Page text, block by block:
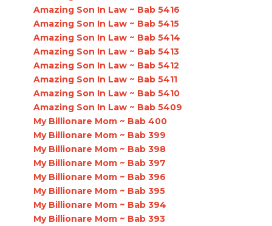
Amazing Son In Law ~ Bab 5416
Amazing Son In Law ~ Bab 5415
Amazing Son In Law ~ Bab 5414
Amazing Son In Law ~ Bab 5413
Amazing Son In Law ~ Bab 5412
Amazing Son In Law ~ Bab 5411
Amazing Son In Law ~ Bab 5410
Amazing Son In Law ~ Bab 5409
My Billionare Mom ~ Bab 400
My Billionare Mom ~ Bab 399
My Billionare Mom ~ Bab 398
My Billionare Mom ~ Bab 397
My Billionare Mom ~ Bab 396
My Billionare Mom ~ Bab 395
My Billionare Mom ~ Bab 394
My Billionare Mom ~ Bab 393